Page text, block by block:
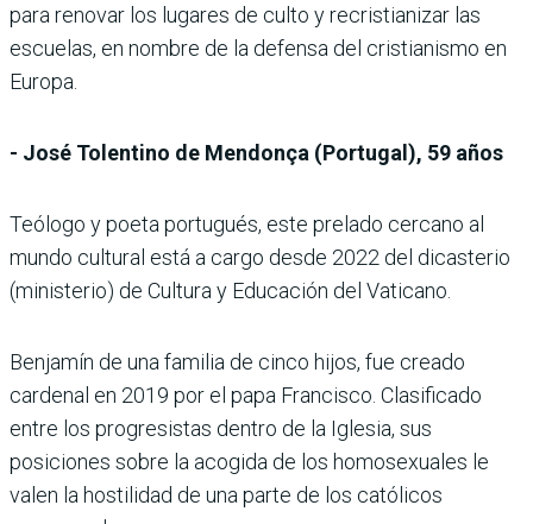
para renovar los lugares de culto y recristianizar las
escuelas, en nombre de la defensa del cristianismo en
Europa.
- José Tolentino de Mendonça (Portugal), 59 años
Teólogo y poeta portugués, este prelado cercano al
mundo cultural está a cargo desde 2022 del dicasterio
(ministerio) de Cultura y Educación del Vaticano.
Benjamín de una familia de cinco hijos, fue creado
cardenal en 2019 por el papa Francisco. Clasificado
entre los progresistas dentro de la Iglesia, sus
posiciones sobre la acogida de los homosexuales le
valen la hostilidad de una parte de los católicos